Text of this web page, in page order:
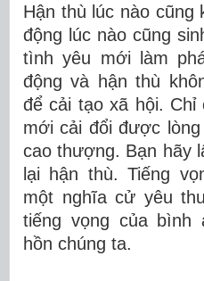
Hận thù lúc nào cũng
động lúc nào cũng
tình yêu mới làm
động và hận thù
để cải tạo xã hội.
mới cải đổi được
cao thượng. Bạn hãy
lại hận thù. Tiếng
một nghĩa cử yêu
tiếng vọng của
hồn chúng ta.